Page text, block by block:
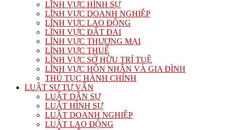
LĨNH VỰC HÌNH SỰ
LĨNH VỰC DOANH NGHIỆP
LĨNH VỰC LAO ĐỘNG
LĨNH VỰC ĐẤT ĐAI
LĨNH VỰC THƯƠNG MẠI
LĨNH VỰC THUẾ
LĨNH VỰC SỞ HỮU TRÍ TUỆ
LĨNH VỰC HÔN NHÂN VÀ GIA ĐÌNH
THỦ TỤC HÀNH CHÍNH
LUẬT SƯ TƯ VẤN
LUẬT DÂN SỰ
LUẬT HÌNH SỰ
LUẬT DOANH NGHIỆP
LUẬT LAO ĐỘNG